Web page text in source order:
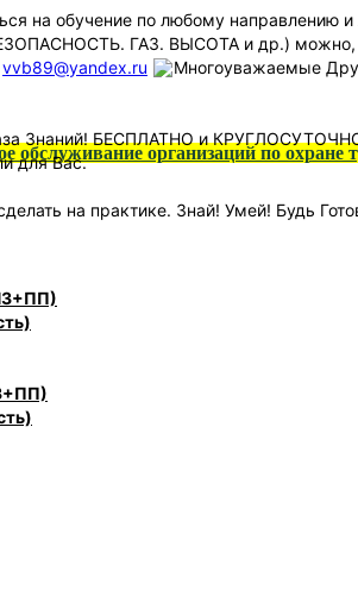
на обучение по любому направлению
ГАЗ. ВЫСОТА и др.) можно,
vvb89@yandex.ru
Многоуважаемые
Знаний! БЕСПЛАТНО и
для Вас.
на практике. Знай! Умей! Будь
обслуживание организаций по охране